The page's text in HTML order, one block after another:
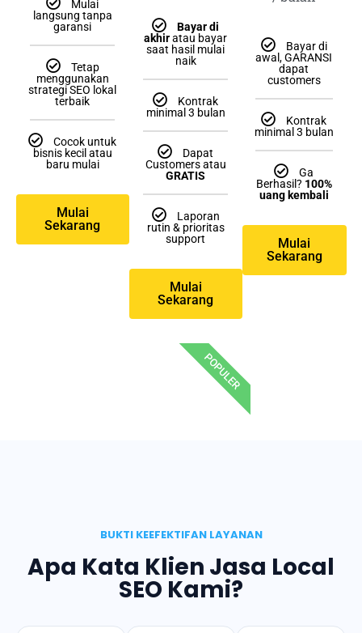
Mulai
langsung tanpa
garansi
Tetap
menggunakan
strategi SEO lokal
terbaik
Cocok untuk
bisnis kecil atau
baru mulai
Mulai
Sekarang
Bayar di
akhiratau bayar
saat hasil mulai
naik
Kontrak
minimal 3 bulan
Dapat
Customers atau
GRATIS
Laporan
rutin & prioritas
support
Mulai
Sekarang
POPULER
Bayar di
awal, GARANSI
dapat
customers
Kontrak
minimal 3 bulan
Ga
Berhasil? 100%
uang kembali
Mulai
Sekarang
BUKTI KEEFEKTIFAN LAYANAN
Apa Kata Klien Jasa Local
SEO Kami?